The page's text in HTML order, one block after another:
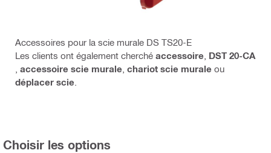
Accessoires pour la scie murale DS TS20-E
Les clients ont également cherché accessoire DST 20-CA
accessoire scie murale chariot scie murale ou
déplacer scie
Choisir les options